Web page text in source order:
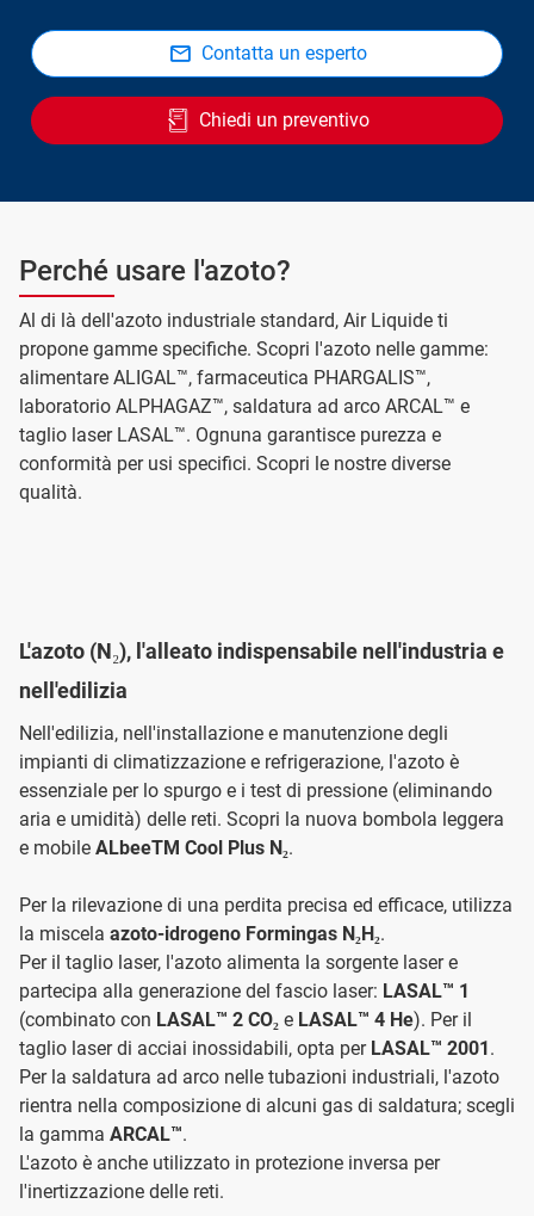
Contatta un esperto
Chiedi un preventivo
Perché usare l'azoto?
Al di là dell'azoto industriale standard, Air Liquide ti
propone gamme specifiche. Scopri l'azoto nelle gamme:
alimentare ALIGAL™, farmaceutica PHARGALIS™,
laboratorio ALPHAGAZ™, saldatura ad arco ARCAL™ e
taglio laser LASAL™. Ognuna garantisce purezza e
conformità per usi specifici. Scopri le nostre diverse
qualità.
L'azoto (N₂), l'alleato indispensabile nell'industria e
nell'edilizia
Nell'edilizia, nell'installazione e manutenzione degli
impianti di climatizzazione e refrigerazione, l'azoto è
essenziale per lo spurgo e i test di pressione (eliminando
aria e umidità) delle reti. Scopri la nuova bombola leggera
e mobile ALbeeTM Cool Plus N₂.
Per la rilevazione di una perdita precisa ed efficace, utilizza
la miscela azoto-idrogeno Formingas N₂H₂.
Per il taglio laser, l'azoto alimenta la sorgente laser e
partecipa alla generazione del fascio laser: LASAL™ 1
(combinato con LASAL™ 2 CO₂ e LASAL™ 4 He). Per il
taglio laser di acciai inossidabili, opta per LASAL™ 2001.
Per la saldatura ad arco nelle tubazioni industriali, l'azoto
rientra nella composizione di alcuni gas di saldatura; scegli
la gamma ARCAL™.
L'azoto è anche utilizzato in protezione inversa per
l'inertizzazione delle reti.